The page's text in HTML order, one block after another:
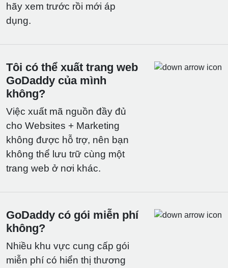
hãy xem trước rồi mới áp
dụng.
Tôi có thể xuất trang web
GoDaddy của mình
không?
Việc xuất mã nguồn đầy đủ
cho Websites + Marketing
không được hỗ trợ, nên bạn
không thể lưu trữ cùng một
trang web ở nơi khác.
GoDaddy có gói miễn phí
không?
Nhiều khu vực cung cấp gói
miễn phí có hiển thị thương